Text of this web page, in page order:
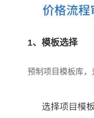
1、模板选择
预制项目模板库，